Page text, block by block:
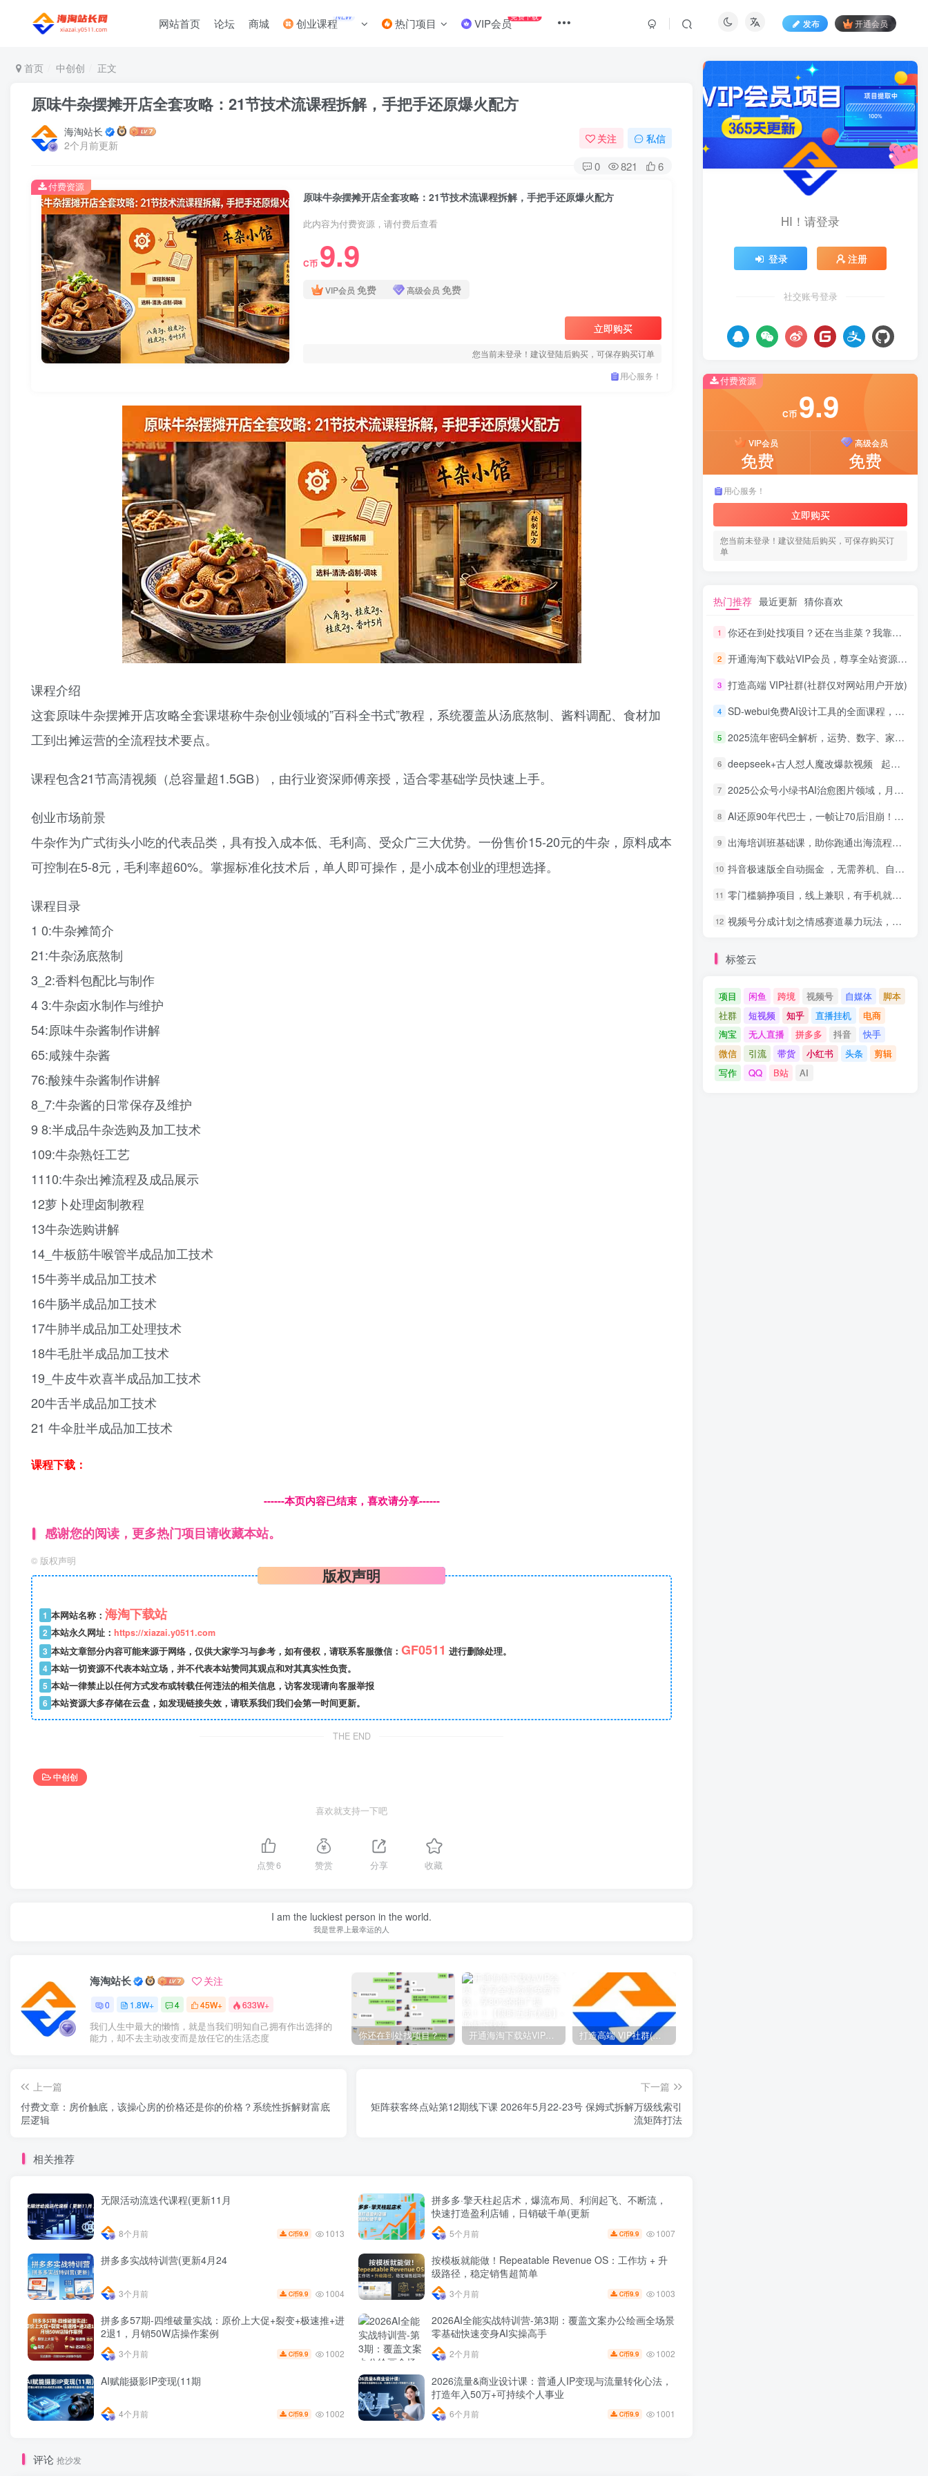
网站首页 论坛 商城 创业课程NEW 热门项目 VIP会员免费下载
发布 开通会员
首页 中创创 正文
原味牛杂摆摊开店全套攻略：21节技术流课程拆解，手把手还原爆火配方
海淘站长
2个月前更新
关注 私信
0 821 6
原味牛杂摆摊开店全套攻略：21节技术流课程拆解，手把手还原爆火配方
此内容为付费资源，请付费后查看
C币 9.9
VIP会员 免费 高级会员 免费
立即购买
您当前未登录！建议登陆后购买，可保存购买订单
用心服务！
付费资源
课程介绍
这套原味牛杂摆摊开店攻略全套课堪称牛杂创业领域的”百科全书式”教程，系统覆盖从汤底熬制、酱料调配、食材加
工到出摊运营的全流程技术要点。
课程包含21节高清视频（总容量超1.5GB），由行业资深师傅亲授，适合零基础学员快速上手。
创业市场前景
牛杂作为广式街头小吃的代表品类，具有投入成本低、毛利高、受众广三大优势。一份售价15-20元的牛杂，原料成本
可控制在5-8元，毛利率超60%。掌握标准化技术后，单人即可操作，是小成本创业的理想选择。
课程目录
1 0:牛杂摊简介
21:牛杂汤底熬制
3_2:香料包配比与制作
4 3:牛杂卤水制作与维护
54:原味牛杂酱制作讲解
65:咸辣牛杂酱
76:酸辣牛杂酱制作讲解
8_7:牛杂酱的日常保存及维护
9 8:半成品牛杂选购及加工技术
109:牛杂熟饪工艺
1110:牛杂出摊流程及成品展示
12萝卜处理卤制教程
13牛杂选购讲解
14_牛板筋牛喉管半成品加工技术
15牛蒡半成品加工技术
16牛肠半成品加工技术
17牛肺半成品加工处理技术
18牛毛肚半成品加工技术
19_牛皮牛欢喜半成品加工技术
20牛舌半成品加工技术
21 牛伞肚半成品加工技术
课程下载：
------本页内容已结束，喜欢请分享------
感谢您的阅读，更多热门项目请收藏本站。
© 版权声明
版权声明
1 本网站名称： 海淘下载站
2 本站永久网址： https://xiazai.y0511.com
3 本站文章部分内容可能来源于网络，仅供大家学习与参考，如有侵权，请联系客服微信： GF0511 进行删除处理。
4 本站一切资源不代表本站立场，并不代表本站赞同其观点和对其真实性负责。
5 本站一律禁止以任何方式发布或转载任何违法的相关信息，访客发现请向客服举报
6 本站资源大多存储在云盘，如发现链接失效，请联系我们我们会第一时间更新。
THE END
中创创
喜欢就支持一下吧
点赞6 赞赏 分享 收藏
I am the luckiest person in the world.
我是世界上最幸运的人
海淘站长 关注
0 1.8W+ 4 45W+ 633W+
我们人生中最大的懒惰，就是当我们明知自己拥有作出选择的
能力，却不去主动改变而是放任它的生活态度
你还在到处找项目？还在当韭菜？我靠网创资源站一个月收入5万+，曾经我也是个失败者。 开通海淘下载站VIP会员，尊享全站资源免费下载，享80%的推广提成！！【限时五折优惠】 打造高端 VIP社群(社群仅对网站用户开放)
上一篇
付费文章：房价触底，该操心房的价格还是你的价格？系统性拆解财富底
层逻辑
下一篇
矩阵获客终点站第12期线下课 2026年5月22-23号 保姆式拆解万级线索引
流矩阵打法
相关推荐
无限活动流迭代课程(更新11月
8个月前 C币9.9 1013
拼多多·擎天柱起店术，爆流布局、利润起飞、不断流，
快速打造盈利店铺，日销破千单(更新
5个月前 C币9.9 1007
拼多多实战特训营(更新4月24
3个月前 C币9.9 1004
按模板就能做！Repeatable Revenue OS：工作坊 + 升
级路径，稳定销售超简单
3个月前 C币9.9 1003
拼多多57期-四维破量实战：原价上大促+裂变+极速推+进
2退1，月销50W店操作案例
3个月前 C币9.9 1002
2026AI全能实战特训营-第3期：覆盖文案办公绘画全场景
零基础快速变身AI实操高手
2个月前 C币9.9 1002
AI赋能摄影IP变现(11期
4个月前 C币9.9 1002
2026流量&商业设计课：普通人IP变现与流量转化心法，
打造年入50万+可持续个人事业
6个月前 C币9.9 1001
评论 抢沙发
HI！请登录
登录 注册
社交账号登录
付费资源
C币 9.9
VIP会员
免费
高级会员
免费
用心服务！
立即购买
您当前未登录！建议登陆后购买，可保存购买订
单
热门推荐 最近更新 猜你喜欢
1 你还在到处找项目？还在当韭菜？我靠网创资源站一个月收入5万+，曾经我也是个失败者。
2 开通海淘下载站VIP会员，尊享全站资源免费下载，享80%的推广提成！！【限时五折优惠】
3 打造高端 VIP社群(社群仅对网站用户开放)
4 SD-webui免费AI设计工具的全面课程，涵盖从软件安装到高级应用的全流程
5 2025流年密码全解析，运势、数字、家庭三位一体
6 deepseek+古人怼人魔改爆款视频 起号快 爆款多 每天五分钟 变现路子非常广 日入四位数 小白 宝妈 上班族副业 都可以轻松闭眼搞钱
7 2025公众号小绿书AI治愈图片领域，月入过W，蓝海赛道【附工具+指令】
8 AI还原90年代巴士，一帧让70后泪崩！播放量碾压90%怀旧号，每天10分钟，日入4位数
9 出海培训班基础课，助你跑通出海流程，实战案例拆解，含 TikTok 榜单资源
10 抖音极速版全自动掘金 ，无需养机、自动化不封号，全程脱离人工，全自动运行【揭秘】
11 零门槛躺挣项目，线上兼职，有手机就能做 一小时稳挣50+，识字就能玩【揭秘】
12 视频号分成计划之情感赛道暴力玩法，可批量操作，保姆级教学
标签云
项目 闲鱼 跨境 视频号 自媒体
脚本
社群
短视频 知乎 直播挂机
电商
淘宝
无人直播 拼多多 抖音
快手
微信
引流 带货 小红书 头条
剪辑
写作
QQ B站 AI